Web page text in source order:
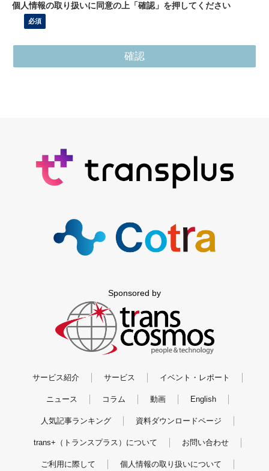
個人情報の取り扱いに同意の上「確認」を押してください
Sponsored by
サービス紹介 サービス イベント・レポート
ニュース コラム 動画 English
人気記事ランキング 資料ダウンロードページ
trans+（トランスプラス）について お問い合わせ
ご利用に際して 個人情報の取り扱いについて